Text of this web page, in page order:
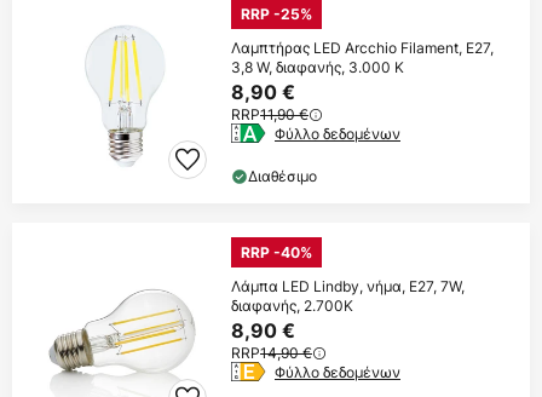
RRP -25%
Λαμπτήρας LED Arcchio Filament, E27,
3,8 W, διαφανής, 3.000 K
8,90 €
RRP11,90 €
Φύλλο δεδομένων
Διαθέσιμο
RRP -40%
Λάμπα LED Lindby, νήμα, E27, 7W,
διαφανής, 2.700K
8,90 €
RRP14,90 €
Φύλλο δεδομένων